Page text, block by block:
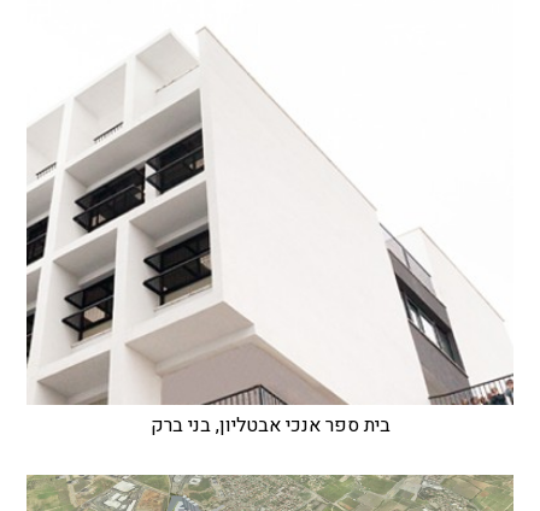
בית ספר אנכי אבטליון, בני ברק